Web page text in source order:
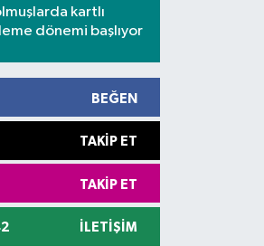
kartlı
dönemi başlıyor
BEĞEN
TAKIP ET
TAKIP ET
İLETIŞIM